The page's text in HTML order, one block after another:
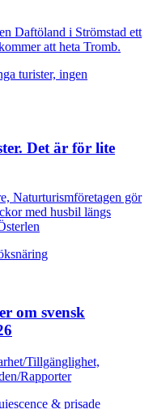
Daftöland i Strömstad ett
att heta Tromb.
Det är för lite
Naturturismföretagen gör
med husbil längs
om svensk
Tillgänglighet,
Rapporter